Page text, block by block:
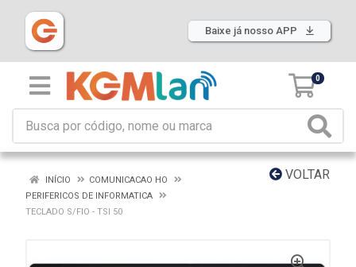
Baixe já nosso APP
0
VOLTAR
INÍCIO
COMUNICACAO HO
PERIFERICOS DE INFORMATICA
TECLADO S/FIO - TSI 50